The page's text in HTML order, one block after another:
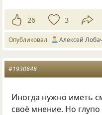
26 3
Опубликовал Алексей
#1930848
Иногда нужно иметь
своё мнение. Но